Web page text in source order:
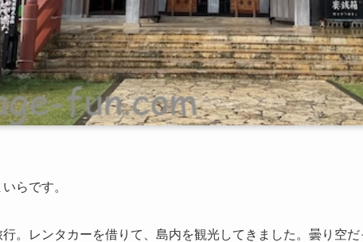
らです。
。レンタカーを借りて、島内を観光してきました。曇り空